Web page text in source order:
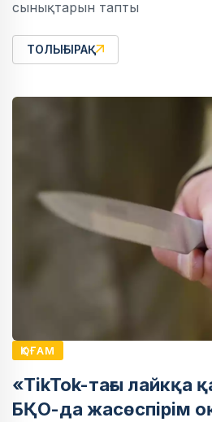
сынықтарын тапты
ТОЛЫҒЫРАҚ
ҚОҒАМ
«TikTok-тағы лайкқа
БҚО-да жасөспірім